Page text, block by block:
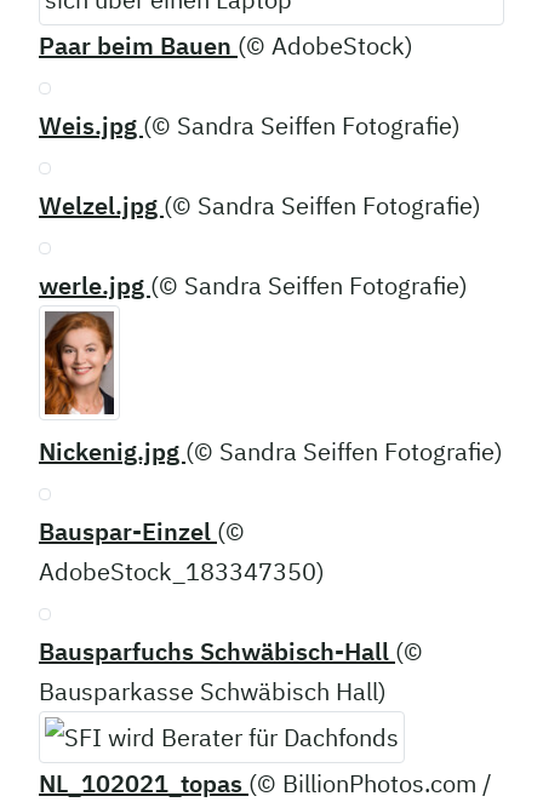
Paar beim Bauen (© AdobeStock)
Weis.jpg (© Sandra Seiffen Fotografie)
Welzel.jpg (© Sandra Seiffen Fotografie)
werle.jpg (© Sandra Seiffen Fotografie)
Nickenig.jpg (© Sandra Seiffen Fotografie)
Bauspar-Einzel (©
AdobeStock_183347350)
Bausparfuchs Schwäbisch-Hall (©
Bausparkasse Schwäbisch Hall)
NL_102021_topas (© BillionPhotos.com /